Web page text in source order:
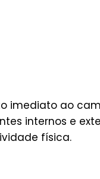
imediato ao
internos e
física.